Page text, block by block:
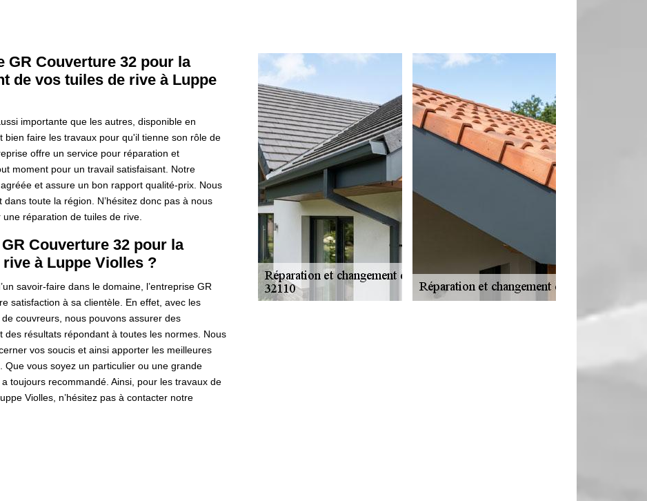
GR Couverture 32 pour la
de vos tuiles de rive à Luppe
importante que les autres, disponible en
faire les travaux pour qu'il tienne son rôle de
offre un service pour réparation et
moment pour un travail satisfaisant. Notre
et assure un bon rapport qualité-prix. Nous
toute la région. N’hésitez donc pas à nous
réparation de tuiles de rive.
Couverture 32 pour la
à Luppe Violles ?
savoir-faire dans le domaine, l’entreprise GR
satisfaction à sa clientèle. En effet, avec les
couvreurs, nous pouvons assurer des
résultats répondant à toutes les normes. Nous
vos soucis et ainsi apporter les meilleures
vous soyez un particulier ou une grande
toujours recommandé. Ainsi, pour les travaux de
Violles, n’hésitez pas à contacter notre